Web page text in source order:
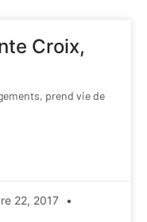
Croix,
prend vie de
22, 2017